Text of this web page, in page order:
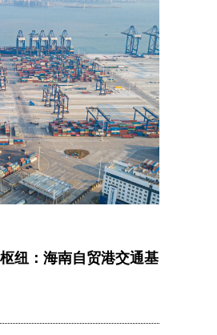
纽：海南自贸港交通基